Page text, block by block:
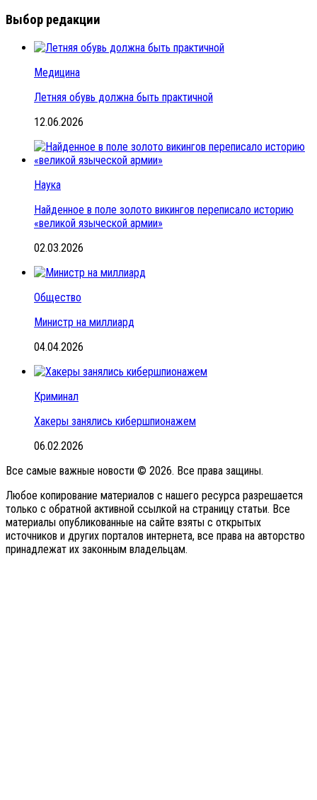
Выбор редакции
Медицина
Летняя обувь должна быть практичной
12.06.2026
Наука
Найденное в поле золото викингов переписало историю
«великой языческой армии»
02.03.2026
Общество
Министр на миллиард
04.04.2026
Криминал
Хакеры занялись кибершпионажем
06.02.2026
Все самые важные новости © 2026. Все права защины.
Любое копирование материалов с нашего ресурса разрешается
только с обратной активной ссылкой на страницу статьи. Все
материалы опубликованные на сайте взяты с открытых
источников и других порталов интернета, все права на авторство
принадлежат их законным владельцам.